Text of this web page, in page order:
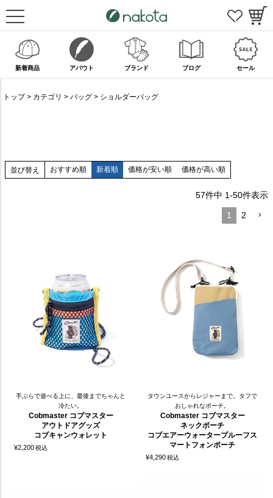
新着商品 アバウト ブランド ブログ セール
トップ カテゴリ バッグ ショルダーバッグ
並び替え おすすめ順 新着順 価格が安い順 価格が高い順
57件中 1-50件表示
1 2
手ぶらで遊べる上に、最後までちゃんと
冷たい。
Cobmaster コブマスター
アウトドアグッズ
コブキャンウォレット
¥2,200税込
タウンユースからレジャーまで。タフで
おしゃれなポーチ。
Cobmaster コブマスター
ネックポーチ
コブエアーウォータープルーフス
マートフォンポーチ
¥4,290税込